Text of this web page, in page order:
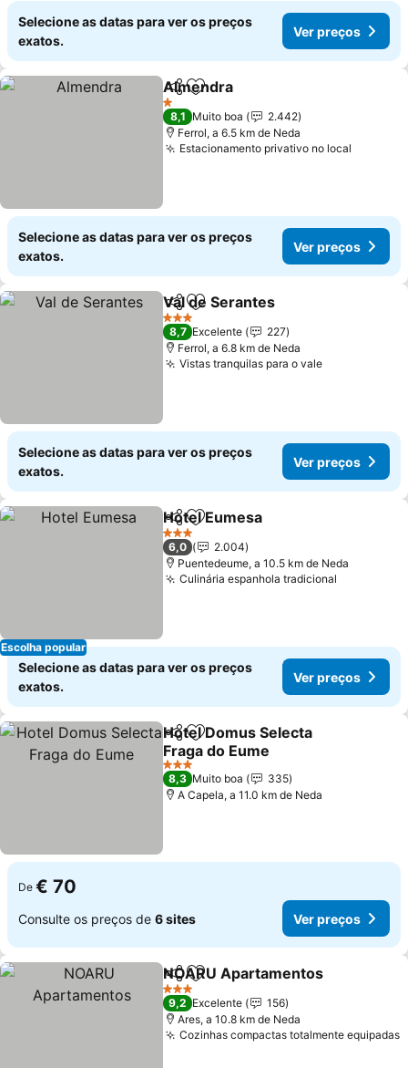
Selecione as datas para ver os preços
exatos.
Ver preços
PartilharAdicionar aos favoritos
Almendra
1 Estrelas
8,1 Muito boa
2.442
Ferrol, a 6.5 km de Neda
Estacionamento privativo no local
Selecione as datas para ver os preços
exatos.
Ver preços
PartilharAdicionar aos favoritos
Val de Serantes
3 Estrelas
8,7 Excelente
227
Ferrol, a 6.8 km de Neda
Vistas tranquilas para o valeVer preços
Selecione as datas para ver os preços
exatos.
Ver preços
Escolha popular
PartilharAdicionar aos favoritos
Hotel Eumesa
3 Estrelas
6,0
2.004
Puentedeume, a 10.5 km de Neda
Culinária espanhola tradicional
Selecione as datas para ver os preços
exatos.
Ver preços
PartilharAdicionar aos favoritos
Hotel Domus Selecta
Fraga do Eume
Ver preços
3 Estrelas
8,3 Muito boa
335
A Capela, a 11.0 km de Neda
De € 70
Consulte os preços de 6 sites Ver preços
PartilharAdicionar aos favoritos
NOARU Apartamentos
3 Estrelas
9,2 Excelente
156
Ares, a 10.8 km de Neda
Cozinhas compactas totalmente equipadas